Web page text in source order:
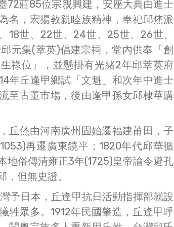
72莊85位宗親興建，安座大典由進士
名，宏揚敦親睦族精神，奉祀邱烋派
18世、22世、24世、25世、26世、
元集(萃英)倡建宗祠，堂內供奉「創
祿位」，並懸掛有光緒2年邱萃英府
年丘逢甲鄉試「文魁」和次年中進士
至古董市場，後由逢甲孫女邱棣華購
丘烋由河南廣州固始遷福建莆田，子
再遷廣東饒平；1820年代邱華循
地俗傳清雍正3年(1725)皇帝諭令避孔
但無史證。
予日本，丘逢甲抗日活動指揮部就設
牲眾多。1912年民國肇造，丘逢甲呼